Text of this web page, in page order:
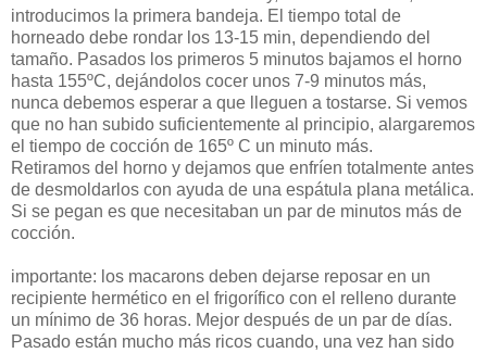
introducimos la primera bandeja. El tiempo total de
horneado debe rondar los 13-15 min, dependiendo del
tamaño. Pasados los primeros 5 minutos bajamos el horno
hasta 155ºC, dejándolos cocer unos 7-9 minutos más,
nunca debemos esperar a que lleguen a tostarse. Si vemos
que no han subido suficientemente al principio, alargaremos
el tiempo de cocción de 165º C un minuto más.
Retiramos del horno y dejamos que enfríen totalmente antes
de desmoldarlos con ayuda de una espátula plana metálica.
Si se pegan es que necesitaban un par de minutos más de
cocción.
importante: los macarons deben dejarse reposar en un
recipiente hermético en el frigorífico con el relleno durante
un mínimo de 36 horas. Mejor después de un par de días.
Pasado están mucho más ricos cuando, una vez han sido